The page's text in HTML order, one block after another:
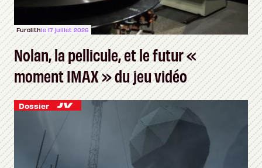
Furolithle 17 juillet 2026
Nolan, la pellicule, et le futur «
moment IMAX » du jeu vidéo
Dossier